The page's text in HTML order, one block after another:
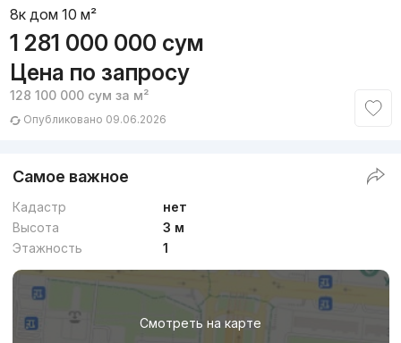
8к дом 10 м²
1 281 000 000 сум
Цена по запросу
128 100 000 сум за м²
Опубликовано 09.06.2026
Самое важное
Кадастр
нет
Высота
3 м
Этажность
1
Смотреть на карте